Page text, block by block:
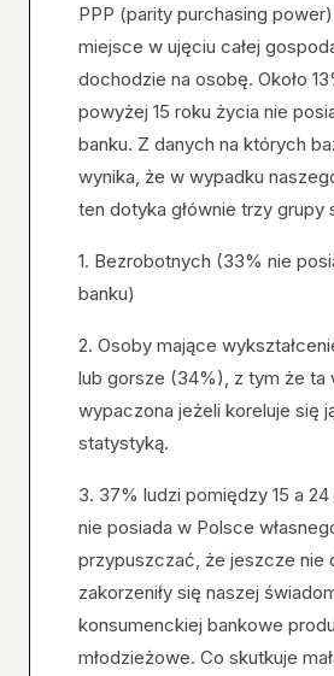
PPP (parity purchasing
miejsce w ujęciu całej
dochodzie na osobę. Około
powyżej 15 roku życia nie
banku. Z danych na których
wynika, że w wypadku
ten dotyka głównie trzy grupy
1. Bezrobotnych (33% nie
banku)
2. Osoby mające
lub gorsze (34%), z tym że ta
wypaczona jeżeli koreluje się
statystyką.
3. 37% ludzi pomiędzy 15 a 24
nie posiada w Polsce
przypuszczać, że jeszcze nie
zakorzeniły się naszej
konsumenckiej bankowe
młodzieżowe. Co skutkuje